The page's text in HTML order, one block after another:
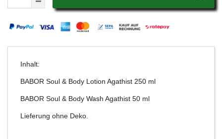
Inhalt:
BABOR Soul & Body Lotion Agathist 250 ml
BABOR Soul & Body Wash Agathist 50 ml
Lieferung ohne Deko.